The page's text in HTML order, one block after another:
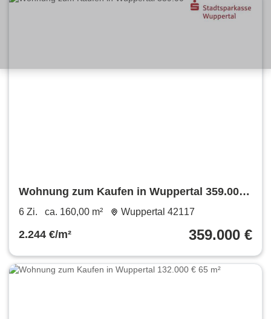
Wohnung zum Kaufen in Wuppertal 359.000
€ 160 m²
6 Zi. ca. 160,00 m² Wuppertal 42117
2.244 €/m² 359.000 €